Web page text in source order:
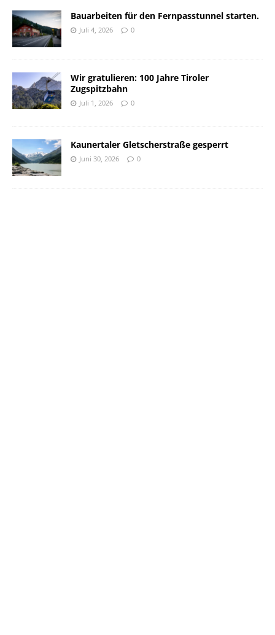
Bauarbeiten für den Fernpasstunnel starten.
Juli 4, 2026 0
Wir gratulieren: 100 Jahre Tiroler
Zugspitzbahn
Juli 1, 2026 0
Kaunertaler Gletscherstraße gesperrt
Juni 30, 2026 0